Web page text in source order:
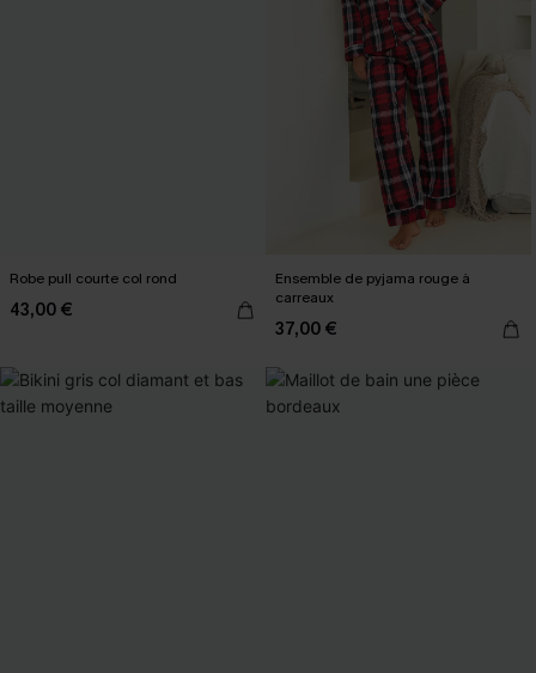
Robe pull courte col rond
43,00 €
Ensemble de pyjama rouge à
carreaux
37,00 €